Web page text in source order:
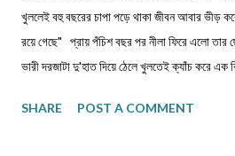
খুললেই বহু বছরের চাপা পড়ে থাকা জীবন আবার ভীড়
রয়ে গেছে" প্রায় পঁচিশ বছর পর নীলা ফিরে এলো তার
ভারী দরজাটা দু'হাত দিয়ে ঠেলে খুলতেই ক্যাঁচ করে এক
থমকে দাঁড়িয়ে আছে। আজও একইভাবে দাঁড়িয়ে আছে
SHARE POST A COMMENT